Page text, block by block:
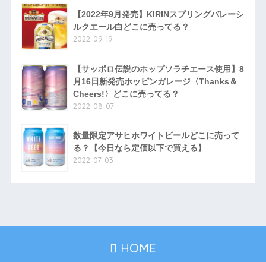
【2022年9月発売】KIRINスプリングバレーシ
ルクエール白どこに売ってる？
2022-09-19
【サッポロ伝説のホップソラチエース使用】8
月16日新発売ホッピンガレージ〈Thanks＆
Cheers!〉どこに売ってる？
2022-08-07
数量限定アサヒホワイトビールどこに売って
る？【今日なら定価以下で買える】
2022-07-03
HOME